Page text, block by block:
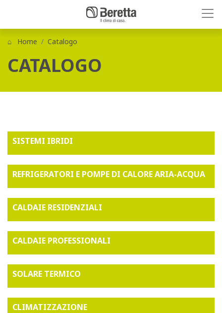
Home Catalogo
CATALOGO
SISTEMI IBRIDI
REFRIGERATORI E POMPE DI CALORE ARIA-ACQUA
CALDAIE RESIDENZIALI
CALDAIE PROFESSIONALI
SOLARE TERMICO
CLIMATIZZAZIONE